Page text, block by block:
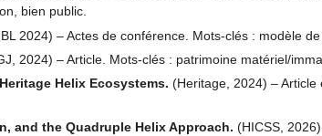
bien public.
2024) – Actes de conférence. Mots-clés : modèle
2024) – Article. Mots-clés : patrimoine matériel/
Helix Ecosystems. (Heritage, 2024) – Article
and the Quadruple Helix Approach. (HICSS,